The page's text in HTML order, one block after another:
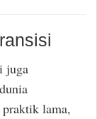
juga
praktik lama,